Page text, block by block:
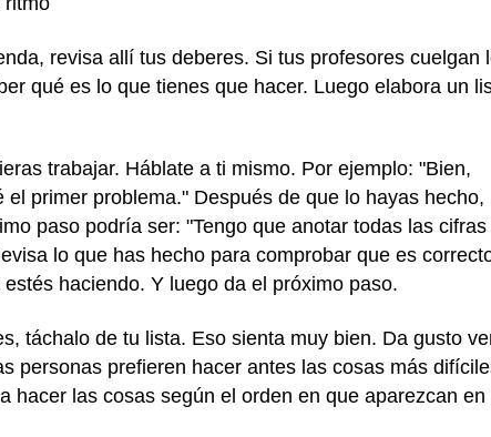
revisa allí tus deberes. Si tus profesores cuelgan
qué es lo que tienes que hacer. Luego elabora un
trabajar. Háblate a ti mismo. Por ejemplo: "Bien,
primer problema." Después de que lo hayas hecho,
paso podría ser: "Tengo que anotar todas las cifras
lo que has hecho para comprobar que es
haciendo. Y luego da el próximo paso.
táchalo de tu lista. Eso sienta muy bien. Da gusto
personas prefieren hacer antes las cosas más
las cosas según el orden en que aparezcan en